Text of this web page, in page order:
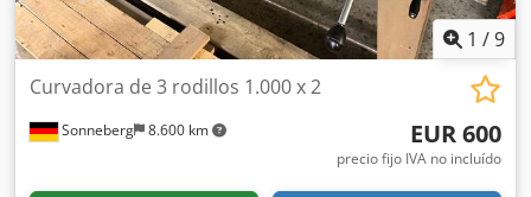
1 /9
Sonneberg 8.600 km
Curvadora de 3 rodillos 1.000 x 2
EUR 600
precio fijo IVA no incluído